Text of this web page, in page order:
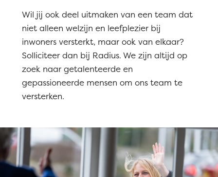
Wil jij ook deel uitmaken van een team dat
niet alleen welzijn en leefplezier bij
inwoners versterkt, maar ook van elkaar?
Solliciteer dan bij Radius. We zijn altijd op
zoek naar getalenteerde en
gepassioneerde mensen om ons team te
versterken.